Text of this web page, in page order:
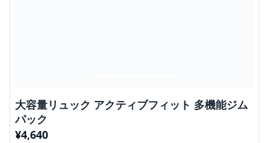
大容量リュック アクティブフィット 多機能ジム
パック
¥4,640